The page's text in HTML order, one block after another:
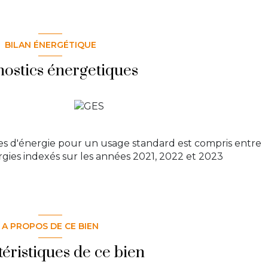
ce bien est exposé sont disponibles sur le site
BILAN ÉNERGÉTIQUE
énergetiques
d'énergie pour un usage standard est compris entre
indexés sur les années 2021, 2022 et 2023
A PROPOS DE CE BIEN
de ce bien